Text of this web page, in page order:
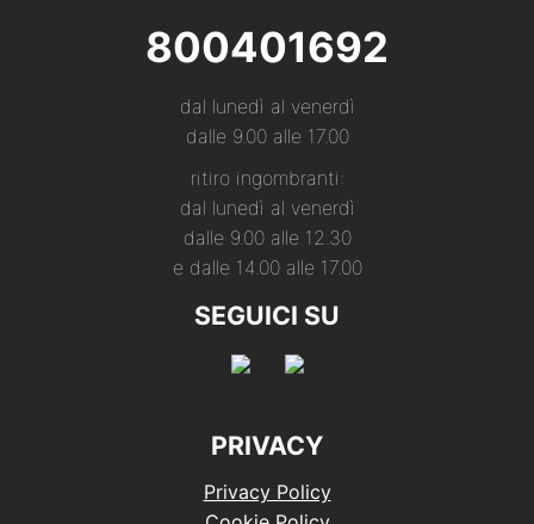
800401692
dal lunedì al venerdì
dalle 9.00 alle 17.00
ritiro ingombranti:
dal lunedì al venerdì
dalle 9.00 alle 12.30
e dalle 14.00 alle 17.00
SEGUICI SU
PRIVACY
Privacy Policy